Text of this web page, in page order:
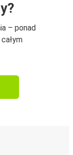
– ponad